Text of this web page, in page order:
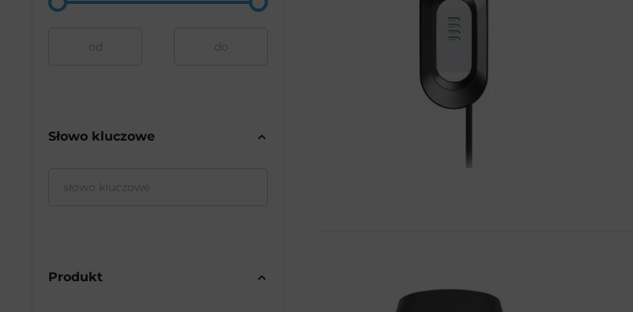
Słowo kluczowe
Produkt